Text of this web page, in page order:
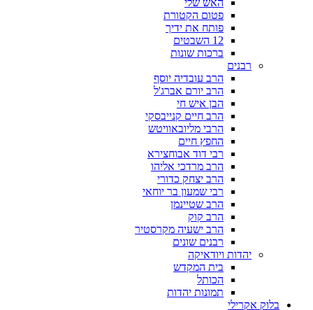
פטום הקטורת
פותח את ידיך
12 השבטים
ברכות שונות
רבנים
הרב עובדיה יוסף
הרב יורם אברג'ל
הבן איש חי
הרב חיים קנייבסקי
הרבי מליובאוויטש
החפץ חיים
רבי דוד אבוחצירא
הרב מרדכי אליהו
הרב יצחק כדורי
רבי שמעון בר יוחאי
הרב שטיינמן
הרב קוק
הרב ישעיה מקרסטיר
רבנים שונים
יהדות ויודאיקה
בית המקדש
הכותל
תמונות יהדות
בלוק אקרילי